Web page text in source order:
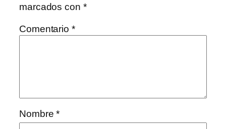
marcados con *
Comentario *
Nombre*